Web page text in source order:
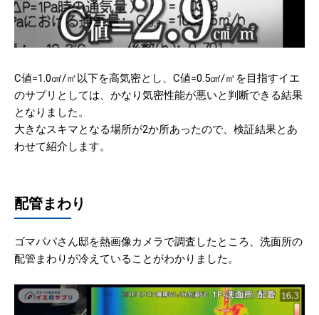
C値=1.0㎠/㎡以下を高気密とし、C値=0.5㎠/㎡を目指すイエ
のサプリとしては、かなり気密性能が悪いと判断できる結果
となりました。
大きなスキマとなる場所が2か所あったので、検証結果とあ
わせて紹介します。
配管まわり
ゴマパパさん邸を熱画像カメラで調査したところ、洗面所の
配管まわりが冷えていることがわかりました。